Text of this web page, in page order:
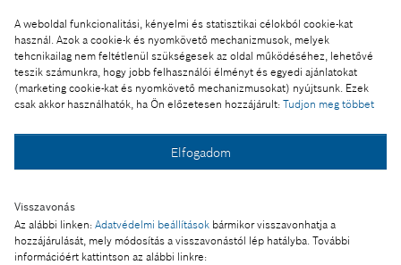
A weboldal funkcionalitási, kényelmi és statisztikai célokból cookie-kat
használ. Azok a cookie-k és nyomkövető mechanizmusok, melyek
tehcnikailag nem feltétlenül szükségesek az oldal működéséhez, lehetővé
teszik számunkra, hogy jobb felhasználói élményt és egyedi ajánlatokat
(marketing cookie-kat és nyomkövető mechanizmusokat) nyújtsunk. Ezek
csak akkor használhatók, ha Ön előzetesen hozzájárult: Tudjon meg többet
Elfogadom
Visszavonás
Az alábbi linken: Adatvédelmi beállítások bármikor visszavonhatja a
hozzájárulását, mely módosítás a visszavonástól lép hatályba. További
információért kattintson az alábbi linkre:
személyes kísérővé alakítja a hálózatba kapcsolt
autót
Fotó a kosárba